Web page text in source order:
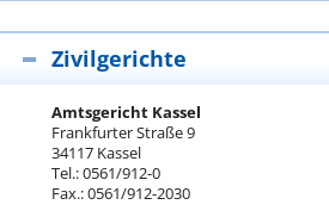
Zivilgerichte
Amtsgericht Kassel
Frankfurter Straße 9
34117 Kassel
Tel.: 0561/912-0
Fax.: 0561/912-2030